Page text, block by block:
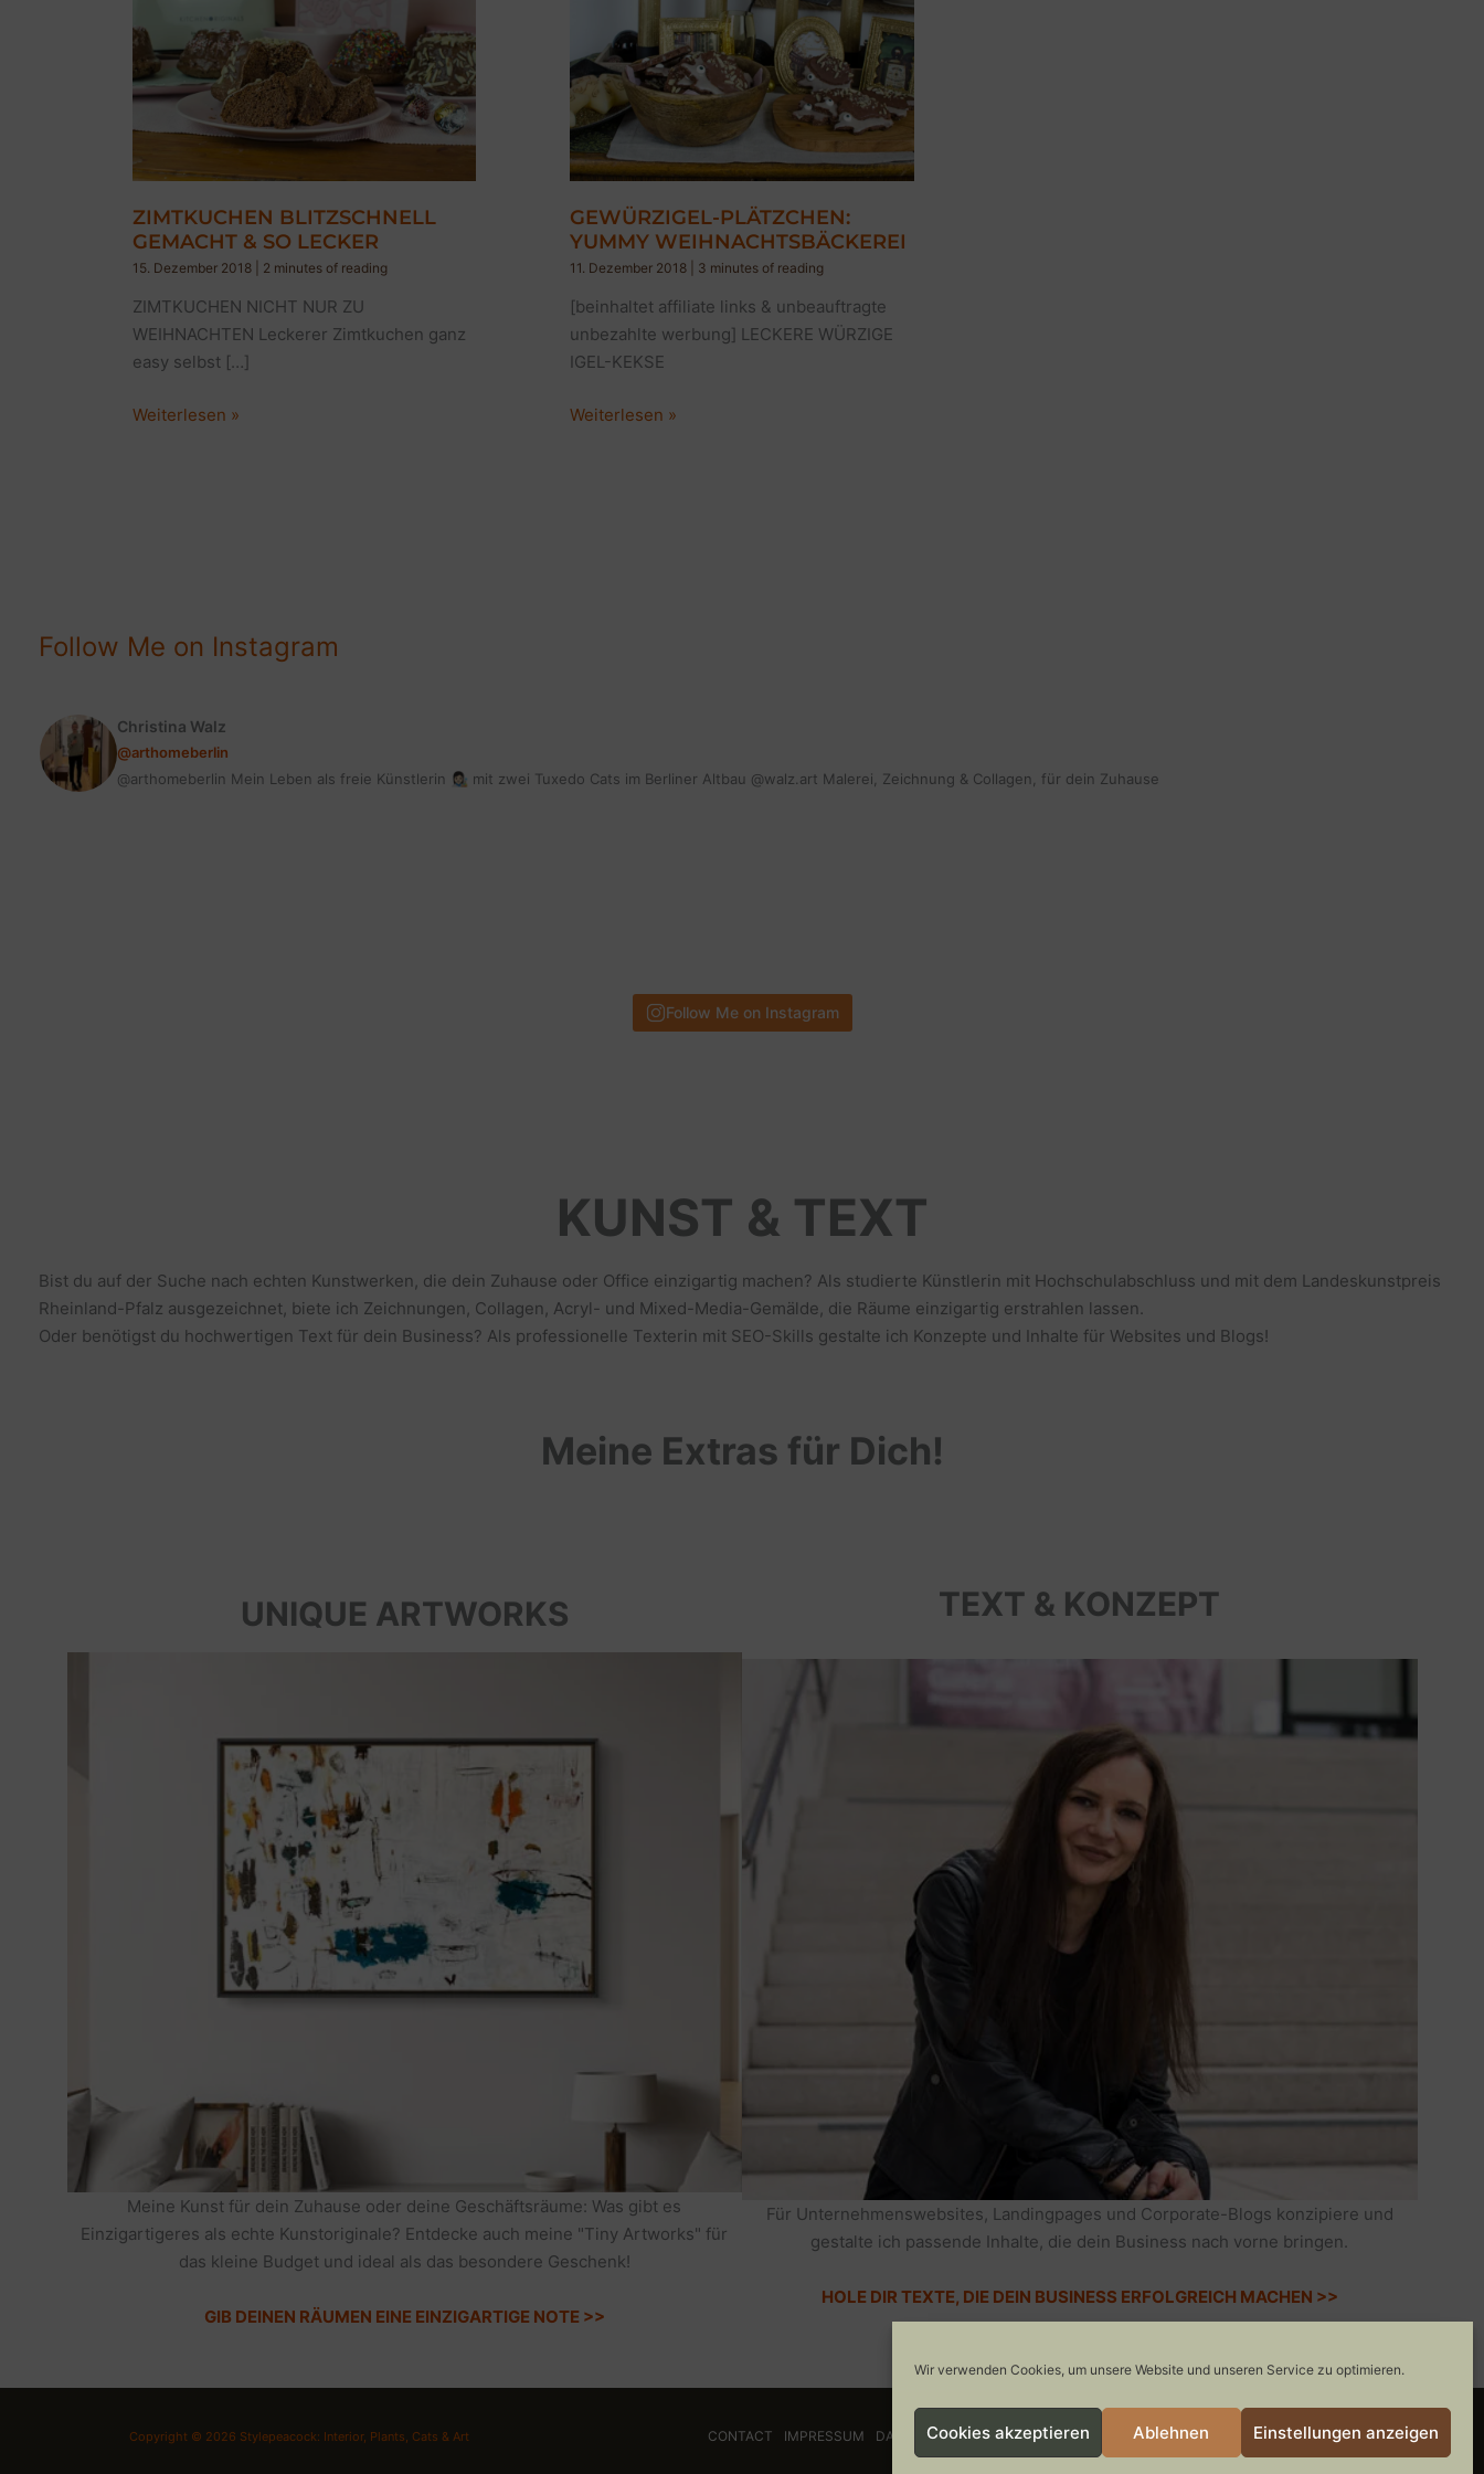
Wir verwenden Cookies, um unsere Website und unseren Service zu optimieren.
Cookies akzeptieren Ablehnen Einstellungen anzeigen
ZIMTKUCHEN BLITZSCHNELL
GEMACHT & SO LECKER
15. Dezember 2018 2 minutes of reading
ZIMTKUCHEN NICHT NUR ZU
WEIHNACHTEN Leckerer Zimtkuchen ganz
easy selbst […]
ZIMTKUCHEN
Weiterlesen »
GEWÜRZIGEL-PLÄTZCHEN:
YUMMY WEIHNACHTSBÄCKEREI
11. Dezember 2018 3 minutes of reading
[beinhaltet affiliate links & unbeauftragte
unbezahlte werbung] LECKERE WÜRZIGE
IGEL-KEKSE
GEWÜRZIGEL-
Weiterlesen »
Follow Me on Instagram
Christina Walz
@arthomeberlin
@arthomeberlin Mein Leben als freie Künstlerin 👩🏻‍🎨 mit zwei Tuxedo Cats im Berliner Altbau @walz.art Malerei, Zeichnung & Collagen, für dein Zuhause
Follow Me on Instagram
KUNST & TEXT
Bist du auf der Suche nach echten Kunstwerken, die dein Zuhause oder Office einzigartig machen? Als studierte Künstlerin mit Hochschulabschluss und mit dem Landeskunstpreis
Rheinland-Pfalz ausgezeichnet, biete ich Zeichnungen, Collagen, Acryl- und Mixed-Media-Gemälde, die Räume einzigartig erstrahlen lassen.
Oder benötigst du hochwertigen Text für dein Business? Als professionelle Texterin mit SEO-Skills gestalte ich Konzepte und Inhalte für Websites und Blogs!
Meine Extras für Dich!
UNIQUE ARTWORKS
Meine Kunst für dein Zuhause oder deine Geschäftsräume: Was gibt es
Einzigartigeres als echte Kunstoriginale? Entdecke auch meine "Tiny Artworks" für
das kleine Budget und ideal als das besondere Geschenk!
GIB DEINEN RÄUMEN EINE EINZIGARTIGE NOTE >>
TEXT & KONZEPT
Für Unternehmenswebsites, Landingpages und Corporate-Blogs konzipiere und
gestalte ich passende Inhalte, die dein Business nach vorne bringen.
HOLE DIR TEXTE, DIE DEIN BUSINESS ERFOLGREICH MACHEN >>
Copyright © 2026 Stylepeacock: Interior, Plants, Cats & Art CONTACT IMPRESSUM DATENSCHUTZ COOKIE-RICHTLINIE GEWINNSPIELE